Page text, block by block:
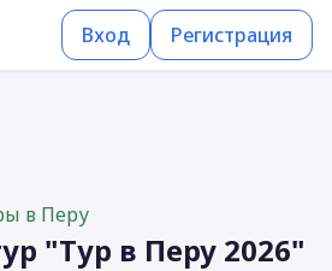
Вход Регистрация
в Перу
"Тур в Перу 2026"